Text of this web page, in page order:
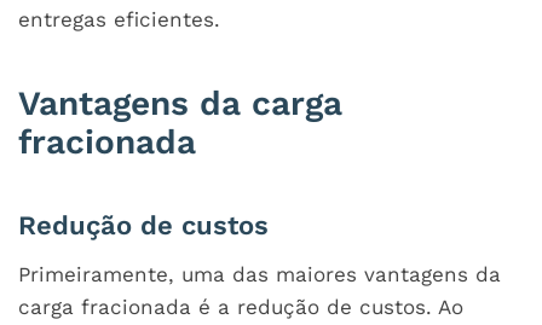
entregas eficientes.
Vantagens da carga
fracionada
Redução de custos
Primeiramente, uma das maiores vantagens da
carga fracionada é a redução de custos. Ao